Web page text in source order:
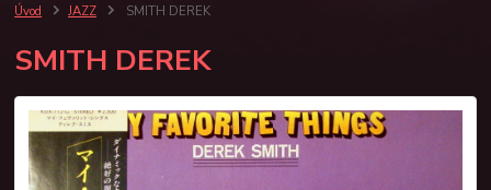
Úvod JAZZ SMITH DEREK
SMITH DEREK